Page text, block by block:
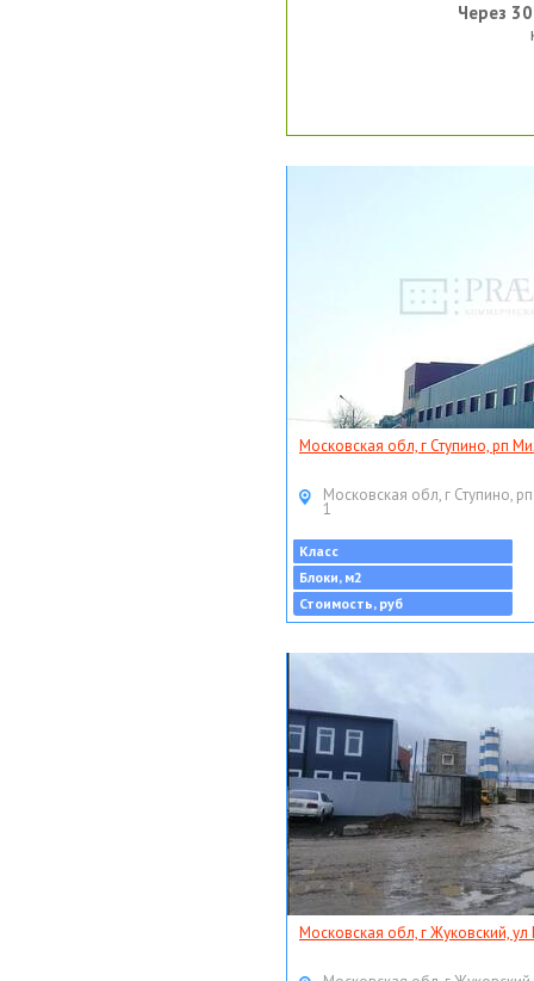
Через
Московская обл, г Ступино, рп
Московская обл, г Ступино,
1
Класс
Блоки, м2
Стоимость, руб
Московская обл, г Жуковский,